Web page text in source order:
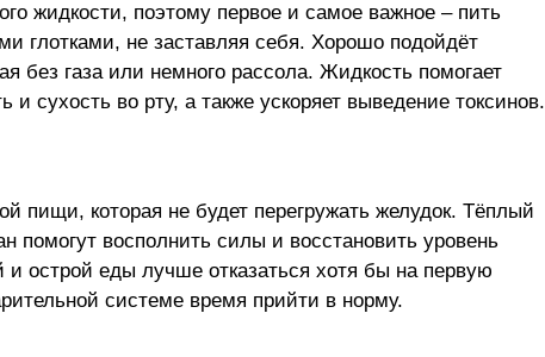
жидкости, поэтому первое и самое важное – пить
глотками, не заставляя себя. Хорошо подойдёт
без газа или немного рассола. Жидкость помогает
сухость во рту, а также ускоряет выведение токсинов.
пищи, которая не будет перегружать желудок. Тёплый
помогут восполнить силы и восстановить уровень
острой еды лучше отказаться хотя бы на первую
системе время прийти в норму.